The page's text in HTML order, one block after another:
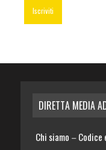
DIRETTA MEDIA
Chi siamo – Codice